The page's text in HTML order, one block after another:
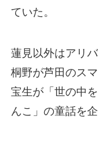
ていた。
蓮見以外はアリ
桐野が芦田のス
宝生が「世の中
んこ」の童話を企